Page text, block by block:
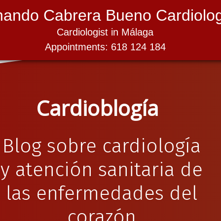
Cabrera Bueno
Cardiologist in Málaga
Appointments: 618 124 184
Cardioblogía
Blog sobre cardiología
y atención sanitaria de
las enfermedades del